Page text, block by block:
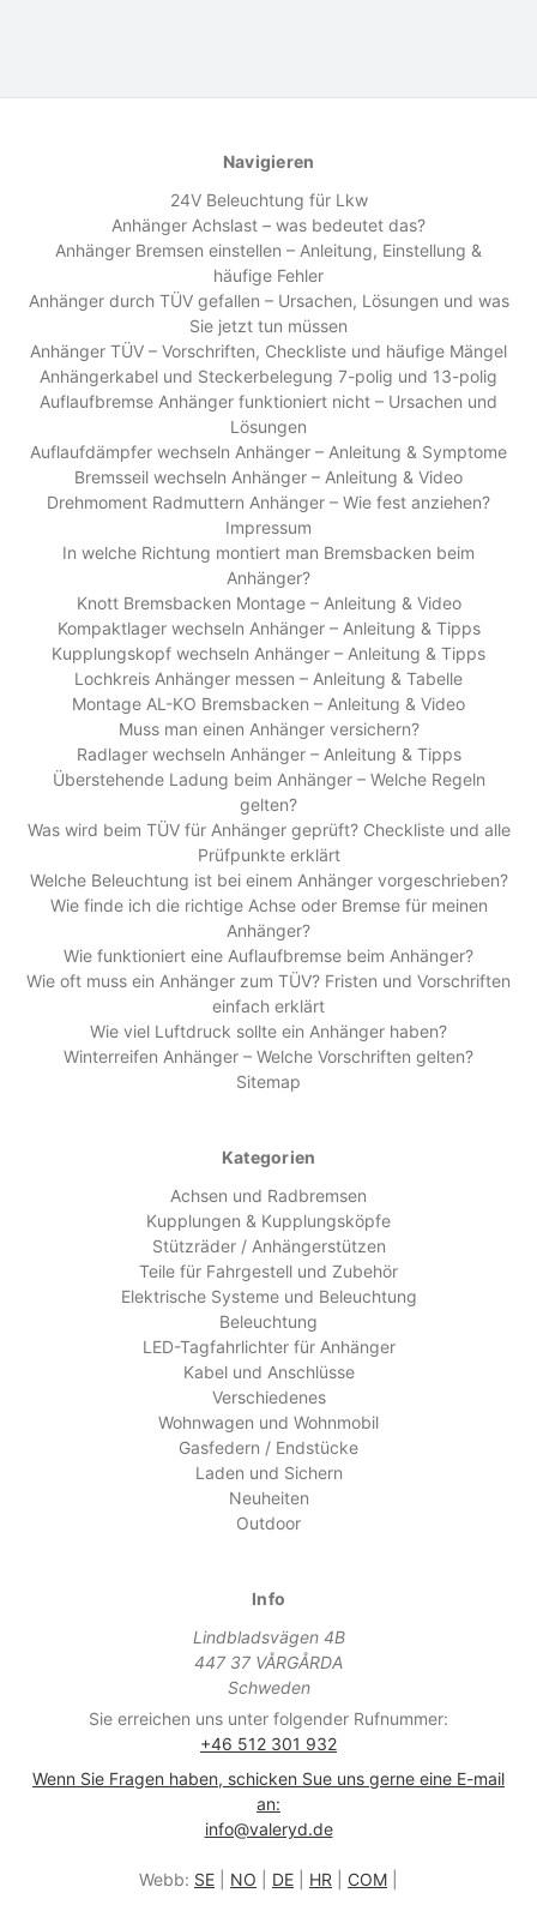
Navigieren
24V Beleuchtung für Lkw
Anhänger Achslast – was bedeutet das?
Anhänger Bremsen einstellen – Anleitung, Einstellung &
häufige Fehler
Anhänger durch TÜV gefallen – Ursachen, Lösungen und was
Sie jetzt tun müssen
Anhänger TÜV – Vorschriften, Checkliste und häufige Mängel
Anhängerkabel und Steckerbelegung 7-polig und 13-polig
Auflaufbremse Anhänger funktioniert nicht – Ursachen und
Lösungen
Auflaufdämpfer wechseln Anhänger – Anleitung & Symptome
Bremsseil wechseln Anhänger – Anleitung & Video
Drehmoment Radmuttern Anhänger – Wie fest anziehen?
Impressum
In welche Richtung montiert man Bremsbacken beim
Anhänger?
Knott Bremsbacken Montage – Anleitung & Video
Kompaktlager wechseln Anhänger – Anleitung & Tipps
Kupplungskopf wechseln Anhänger – Anleitung & Tipps
Lochkreis Anhänger messen – Anleitung & Tabelle
Montage AL-KO Bremsbacken – Anleitung & Video
Muss man einen Anhänger versichern?
Radlager wechseln Anhänger – Anleitung & Tipps
Überstehende Ladung beim Anhänger – Welche Regeln
gelten?
Was wird beim TÜV für Anhänger geprüft? Checkliste und alle
Prüfpunkte erklärt
Welche Beleuchtung ist bei einem Anhänger vorgeschrieben?
Wie finde ich die richtige Achse oder Bremse für meinen
Anhänger?
Wie funktioniert eine Auflaufbremse beim Anhänger?
Wie oft muss ein Anhänger zum TÜV? Fristen und Vorschriften
einfach erklärt
Wie viel Luftdruck sollte ein Anhänger haben?
Winterreifen Anhänger – Welche Vorschriften gelten?
Sitemap
Kategorien
Achsen und Radbremsen
Kupplungen & Kupplungsköpfe
Stützräder / Anhängerstützen
Teile für Fahrgestell und Zubehör
Elektrische Systeme und Beleuchtung
Beleuchtung
LED-Tagfahrlichter für Anhänger
Kabel und Anschlüsse
Verschiedenes
Wohnwagen und Wohnmobil
Gasfedern / Endstücke
Laden und Sichern
Neuheiten
Outdoor
Info
Lindbladsvägen 4B
447 37 VÅRGÅRDA
Schweden
Sie erreichen uns unter folgender Rufnummer:
+46 512 301 932
Wenn Sie Fragen haben, schicken Sue uns gerne eine E-mail
an:
info@valeryd.de
Webb: SE NO DE HR COM